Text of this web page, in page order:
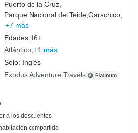
Puerto de la Cruz,
Parque Nacional del Teide,Garachico,
+7 más
Edades 16+
Atlántico +1 más
Solo: Inglés
Exodus Adventure Travels
a los descuentos
compartida